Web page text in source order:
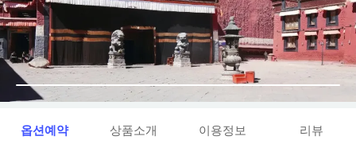
옵션예약 상품소개 이용정보 리뷰